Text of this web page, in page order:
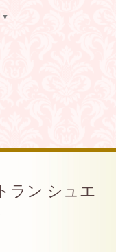
▼
ラン シュエ